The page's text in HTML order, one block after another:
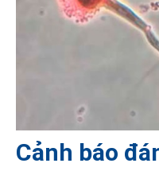
Cảnh báo